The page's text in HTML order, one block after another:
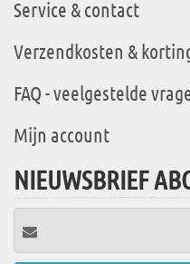
Service & contact
Verzendkosten &
FAQ - veelgestelde
Mijn account
NIEUWSBRIEF